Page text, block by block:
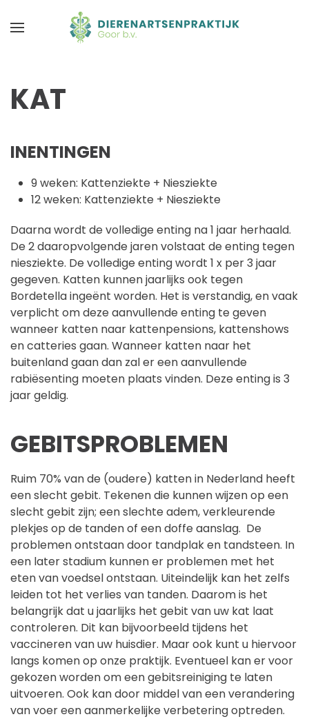
KAT
INENTINGEN
9 weken: Kattenziekte + Niesziekte
12 weken: Kattenziekte + Niesziekte
Daarna wordt de volledige enting na 1 jaar herhaald.
De 2 daaropvolgende jaren volstaat de enting tegen
niesziekte. De volledige enting wordt 1 x per 3 jaar
gegeven. Katten kunnen jaarlijks ook tegen
Bordetella ingeënt worden. Het is verstandig, en vaak
verplicht om deze aanvullende enting te geven
wanneer katten naar kattenpensions, kattenshows
en catteries gaan. Wanneer katten naar het
buitenland gaan dan zal er een aanvullende
rabiësenting moeten plaats vinden. Deze enting is 3
jaar geldig.
GEBITSPROBLEMEN
Ruim 70% van de (oudere) katten in Nederland heeft
een slecht gebit. Tekenen die kunnen wijzen op een
slecht gebit zijn; een slechte adem, verkleurende
plekjes op de tanden of een doffe aanslag. De
problemen ontstaan door tandplak en tandsteen. In
een later stadium kunnen er problemen met het
eten van voedsel ontstaan. Uiteindelijk kan het zelfs
leiden tot het verlies van tanden. Daarom is het
belangrijk dat u jaarlijks het gebit van uw kat laat
controleren. Dit kan bijvoorbeeld tijdens het
vaccineren van uw huisdier. Maar ook kunt u hiervoor
langs komen op onze praktijk. Eventueel kan er voor
gekozen worden om een gebitsreiniging te laten
uitvoeren. Ook kan door middel van een verandering
van voer een aanmerkelijke verbetering optreden.